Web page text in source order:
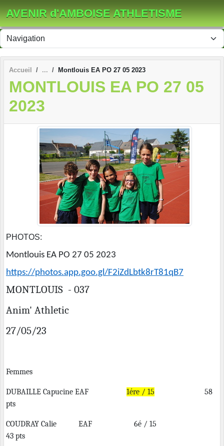
AVENIR d'AMBOISE ATHLETISME
Accueil Montlouis EA PO 27 05 2023
MONTLOUIS EA PO 27 05
2023
PHOTOS:
Montlouis EA PO 27 05 2023
https://photos.app.goo.gl/F2iZdLbtk8rT81qB7
MONTLOUIS - 037
Anim' Athletic
27/05/23
Femmes
DUBAILLE Capucine EAF 1ére / 15 58
pts
COUDRAY Calie EAF 6é / 15
43 pts